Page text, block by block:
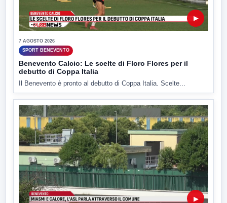
▶
7 AGOSTO 2026
SPORT BENEVENTO
Benevento Calcio: Le scelte di Floro Flores per il
debutto di Coppa Italia
Il Benevento è pronto al debutto di Coppa Italia. Scelte...
▶